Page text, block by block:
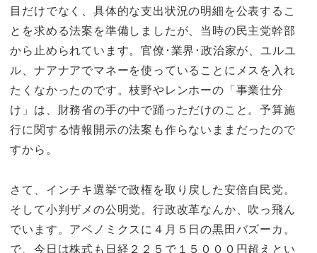
目だけでなく、具体的な支出状況の明細を公表するこ
とを求める法案を準備しましたが、当時の民主党幹部
から止められています。官僚･業界･政治家が、ユルユ
ル、ナアナアでマネーを使っていることにメスを入れ
たくなかったのです。枝野やレンホーの「事業仕分
け」は、財務省の手の中で踊っただけのこと。予算施
行に関する情報開示の法案も作らないままだったので
すから。
さて、インチキ選挙で政権を取り戻した安倍自民党。
そして小判ザメの公明党。行政改革なんか、吹っ飛ん
でいます。アベノミクスに４月５日の黒田バズーカ。
で、今日は株式も日経２２５で１５０００円超えとい